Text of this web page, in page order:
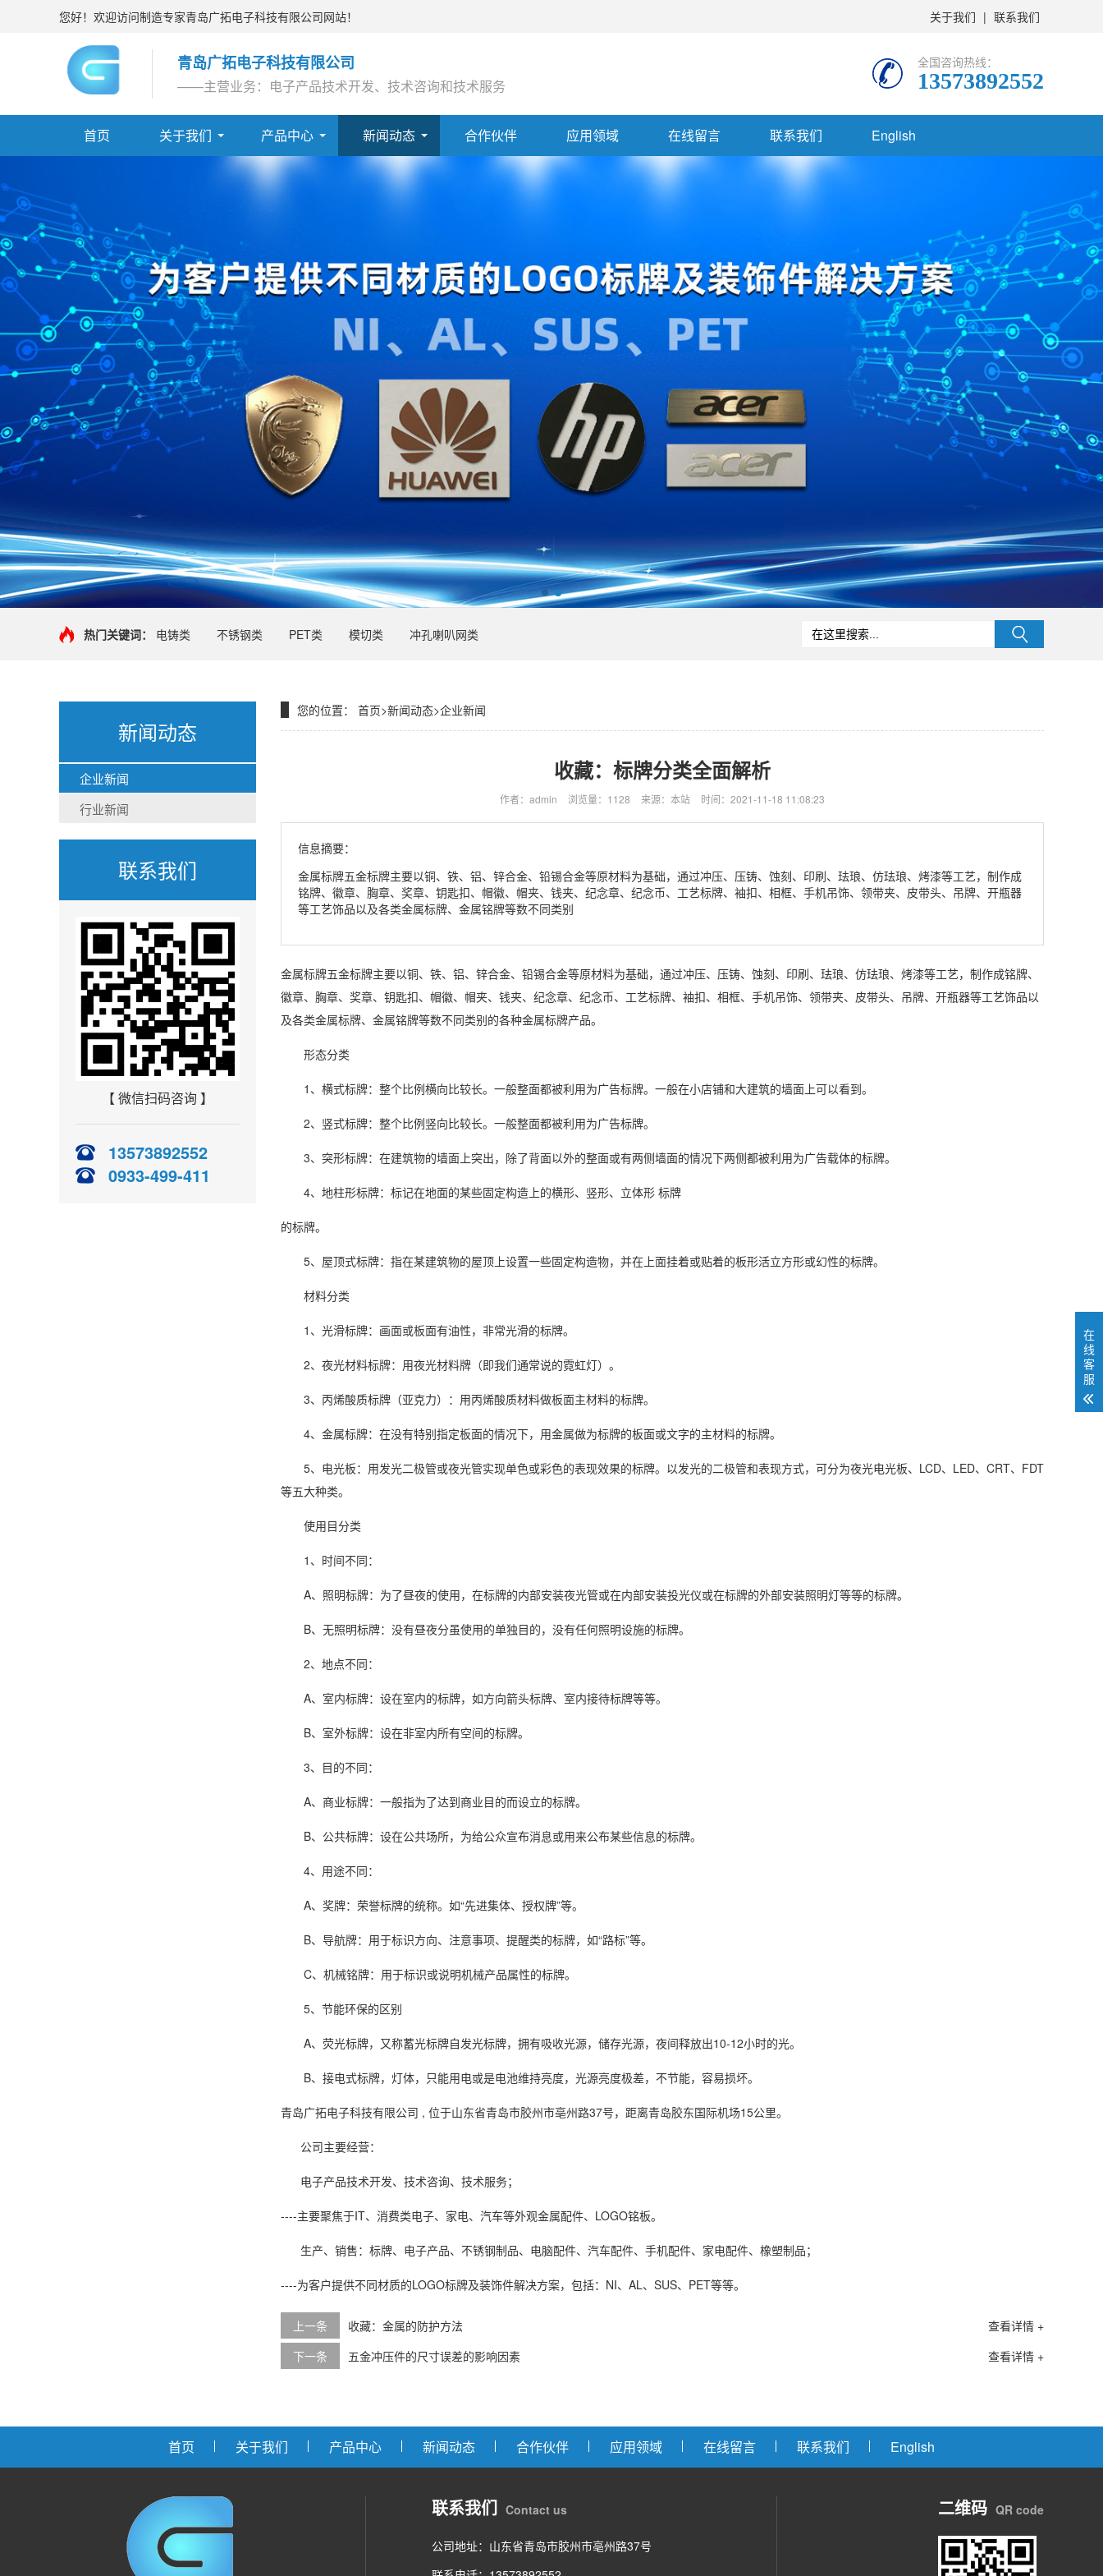
您好！欢迎访问制造专家青岛广拓电子科技有限公司网站！ 关于我们 | 联系我们
青岛广拓电子科技有限公司
——主营业务：电子产品技术开发、技术咨询和技术服务
全国咨询热线：
13573892552
首页 关于我们 产品中心 新闻动态 合作伙伴 应用领域 在线留言 联系我们 English
热门关键词： 电铸类 不锈钢类 PET类 模切类 冲孔喇叭网类
新闻动态
企业新闻
行业新闻
联系我们
【 微信扫码咨询 】
13573892552
0933-499-411
您的位置： 首页>新闻动态>企业新闻
收藏：标牌分类全面解析
作者：admin 浏览量：1128 来源：本站 时间：2021-11-18 11:08:23
信息摘要：
金属标牌五金标牌主要以铜、铁、铝、锌合金、铅锡合金等原材料为基础，通过冲压、压铸、蚀刻、印刷、珐琅、仿珐琅、烤漆等工艺，制作成
铭牌、徽章、胸章、奖章、钥匙扣、帽徽、帽夹、钱夹、纪念章、纪念币、工艺标牌、袖扣、相框、手机吊饰、领带夹、皮带头、吊牌、开瓶器
等工艺饰品以及各类金属标牌、金属铭牌等数不同类别
金属标牌五金标牌主要以铜、铁、铝、锌合金、铅锡合金等原材料为基础，通过冲压、压铸、蚀刻、印刷、珐琅、仿珐琅、烤漆等工艺，制作成铭牌、
徽章、胸章、奖章、钥匙扣、帽徽、帽夹、钱夹、纪念章、纪念币、工艺标牌、袖扣、相框、手机吊饰、领带夹、皮带头、吊牌、开瓶器等工艺饰品以
及各类金属标牌、金属铭牌等数不同类别的各种金属标牌产品。
形态分类
1、横式标牌：整个比例横向比较长。一般整面都被利用为广告标牌。一般在小店铺和大建筑的墙面上可以看到。
2、竖式标牌：整个比例竖向比较长。一般整面都被利用为广告标牌。
3、突形标牌：在建筑物的墙面上突出，除了背面以外的整面或有两侧墙面的情况下两侧都被利用为广告载体的标牌。
4、地柱形标牌：标记在地面的某些固定构造上的横形、竖形、立体形 标牌
的标牌。
5、屋顶式标牌：指在某建筑物的屋顶上设置一些固定构造物，并在上面挂着或贴着的板形活立方形或幻性的标牌。
材料分类
1、光滑标牌：画面或板面有油性，非常光滑的标牌。
2、夜光材料标牌：用夜光材料牌（即我们通常说的霓虹灯）。
3、丙烯酸质标牌（亚克力）：用丙烯酸质材料做板面主材料的标牌。
4、金属标牌：在没有特别指定板面的情况下，用金属做为标牌的板面或文字的主材料的标牌。
5、电光板：用发光二极管或夜光管实现单色或彩色的表现效果的标牌。以发光的二极管和表现方式，可分为夜光电光板、LCD、LED、CRT、FDT
等五大种类。
使用目分类
1、时间不同：
A、照明标牌：为了昼夜的使用，在标牌的内部安装夜光管或在内部安装投光仪或在标牌的外部安装照明灯等等的标牌。
B、无照明标牌：没有昼夜分虽使用的单独目的，没有任何照明设施的标牌。
2、地点不同：
A、室内标牌：设在室内的标牌，如方向箭头标牌、室内接待标牌等等。
B、室外标牌：设在非室内所有空间的标牌。
3、目的不同：
A、商业标牌：一般指为了达到商业目的而设立的标牌。
B、公共标牌：设在公共场所，为给公众宣布消息或用来公布某些信息的标牌。
4、用途不同：
A、奖牌：荣誉标牌的统称。如“先进集体、授权牌”等。
B、导航牌：用于标识方向、注意事项、提醒类的标牌，如“路标”等。
C、机械铭牌：用于标识或说明机械产品属性的标牌。
5、节能环保的区别
A、荧光标牌，又称蓄光标牌自发光标牌，拥有吸收光源，储存光源，夜间释放出10-12小时的光。
B、接电式标牌，灯体，只能用电或是电池维持亮度，光源亮度极差，不节能，容易损坏。
青岛广拓电子科技有限公司 , 位于山东省青岛市胶州市亳州路37号，距离青岛胶东国际机场15公里。
公司主要经营：
电子产品技术开发、技术咨询、技术服务；
----主要聚焦于IT、消费类电子、家电、汽车等外观金属配件、LOGO铭板。
生产、销售：标牌、电子产品、不锈钢制品、电脑配件、汽车配件、手机配件、家电配件、橡塑制品；
----为客户提供不同材质的LOGO标牌及装饰件解决方案，包括：NI、AL、SUS、PET等等。
上一条 查看详情 +
收藏：金属的防护方法
下一条
查看详情 +
五金冲压件的尺寸误差的影响因素
首页 关于我们 产品中心 新闻动态 合作伙伴 应用领域 在线留言 联系我们 English
联系我们 Contact us
公司地址：山东省青岛市胶州市亳州路37号
二维码 QR code
在
线
客
服